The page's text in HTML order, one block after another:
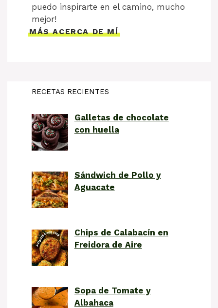
puedo inspirarte en el camino, mucho
mejor!
MÁS ACERCA DE MÍ
RECETAS RECIENTES
Galletas de chocolate
con huella
Sándwich de Pollo y
Aguacate
Chips de Calabacín en
Freidora de Aire
Sopa de Tomate y
Albahaca